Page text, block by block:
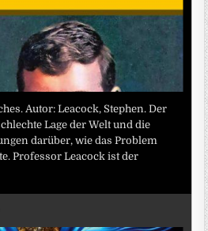
Autor: Leacock, Stephen. Der
Lage der Welt und die
darüber, wie das Problem
Professor Leacock ist der